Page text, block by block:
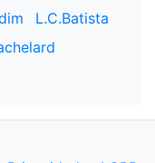
L.C.Batista